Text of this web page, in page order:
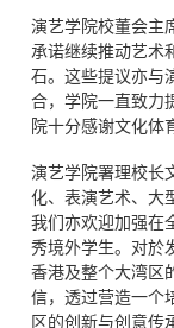
演艺学院校董会主
承诺继续推动艺术
石。这些提议亦与
合，学院一直致力
院十分感谢文化体
演艺学院署理校长
化、表演艺术、大
我们亦欢迎加强在
秀境外学生。对於
香港及整个大湾区
信，透过营造一个
区的创新与创意传